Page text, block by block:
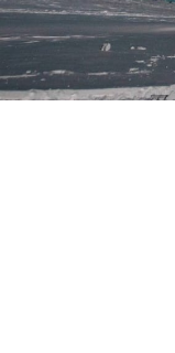
Časopis
Sledujte
obou jevů se
Associated